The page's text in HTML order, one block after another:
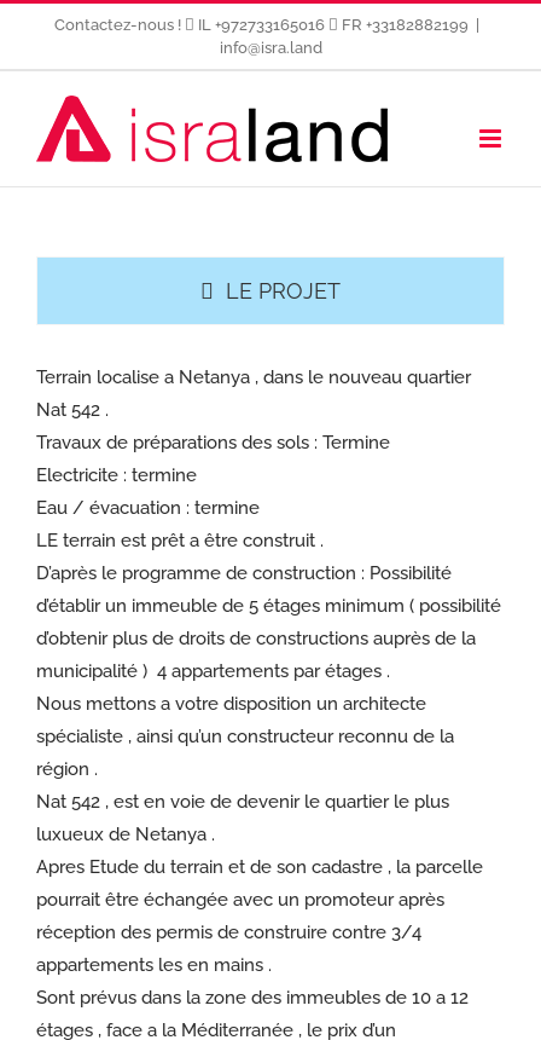
Contactez-nous ! IL +972733165016 FR +33182882199
info@isra.land
LE PROJET
Terrain localise a Netanya , dans le nouveau quartier
Nat 542 .
Travaux de préparations des sols : Termine
Electricite : termine
Eau / évacuation : termine
LE terrain est prêt a être construit .
D’après le programme de construction : Possibilité
d’établir un immeuble de 5 étages minimum ( possibilité
d’obtenir plus de droits de constructions auprès de la
municipalité ) 4 appartements par étages .
Nous mettons a votre disposition un architecte
spécialiste , ainsi qu’un constructeur reconnu de la
région .
Nat 542 , est en voie de devenir le quartier le plus
luxueux de Netanya .
Apres Etude du terrain et de son cadastre , la parcelle
pourrait être échangée avec un promoteur après
réception des permis de construire contre 3/4
appartements les en mains .
Sont prévus dans la zone des immeubles de 10 a 12
étages , face a la Méditerranée , le prix d’un